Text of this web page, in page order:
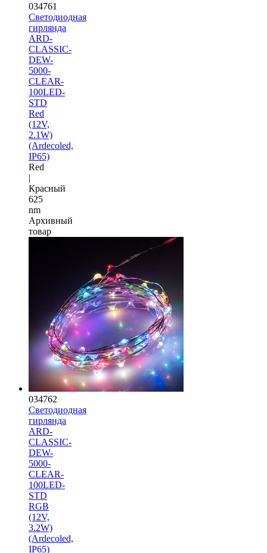
034761
Светодиодная
гирлянда
ARD-
CLASSIC-
DEW-
5000-
CLEAR-
100LED-
STD
Red
(12V,
2.1W)
(Ardecoled,
IP65)
Red
|
Красный
625
nm
Архивный
товар
034762
Светодиодная
гирлянда
ARD-
CLASSIC-
DEW-
5000-
CLEAR-
100LED-
STD
RGB
(12V,
3.2W)
(Ardecoled,
IP65)